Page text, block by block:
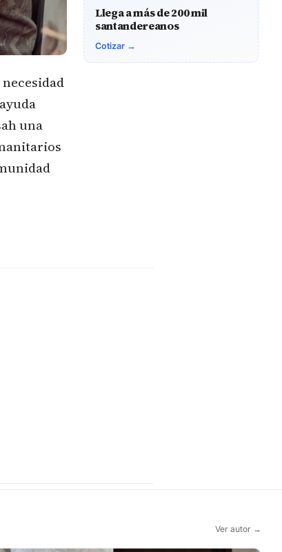
una
Llega a más de 200 mil
santandereanos
Cotizar →
Ver autor →